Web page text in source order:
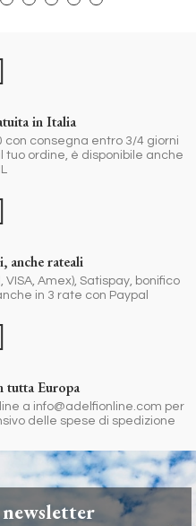
in Italia
con consegna entro 3/4 giorni
tuo ordine, è disponibile anche
anche rateali
Amex), Satispay, bonifico
in 3 rate con Paypal
tutta Europa
a info@adelfionline.com per
delle spese di spedizione